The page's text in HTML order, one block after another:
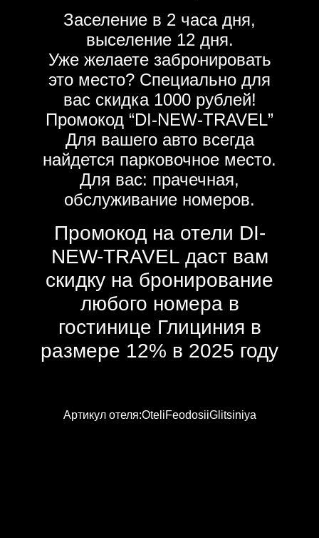
Заселение в 2 часа дня,
выселение 12 дня.
Уже желаете забронировать
это место? Специально для
вас скидка 1000 рублей!
Промокод “DI-NEW-TRAVEL”
Для вашего авто всегда
найдется парковочное место.
Для вас: прачечная,
обслуживание номеров.
Промокод на отели DI-
NEW-TRAVEL даст вам
скидку на бронирование
любого номера в
гостинице Глициния в
размере 12% в 2025 году
Артикул отеля:OteliFeodosiiGlitsiniya